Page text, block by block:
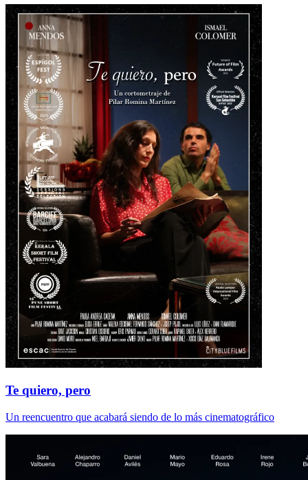
Te quiero, pero
Un reencuentro que acabará siendo de lo más cinematográfico